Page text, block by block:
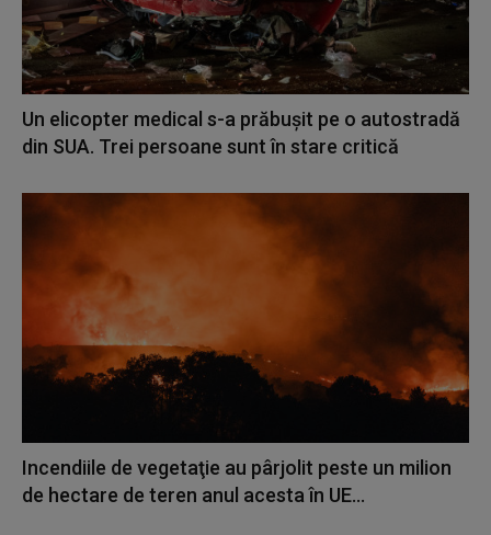
Un elicopter medical s-a prăbușit pe o autostradă
din SUA. Trei persoane sunt în stare critică
Incendiile de vegetaţie au pârjolit peste un milion
de hectare de teren anul acesta în UE...